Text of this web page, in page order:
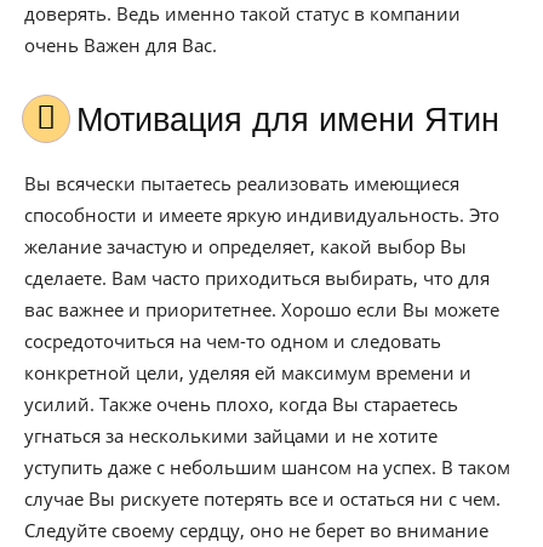
доверять. Ведь именно такой статус в компании
очень Важен для Вас.
Мотивация для имени Ятин
Вы всячески пытаетесь реализовать имеющиеся
способности и имеете яркую индивидуальность. Это
желание зачастую и определяет, какой выбор Вы
сделаете. Вам часто приходиться выбирать, что для
вас важнее и приоритетнее. Хорошо если Вы можете
сосредоточиться на чем-то одном и следовать
конкретной цели, уделяя ей максимум времени и
усилий. Также очень плохо, когда Вы стараетесь
угнаться за несколькими зайцами и не хотите
уступить даже с небольшим шансом на успех. В таком
случае Вы рискуете потерять все и остаться ни с чем.
Следуйте своему сердцу, оно не берет во внимание